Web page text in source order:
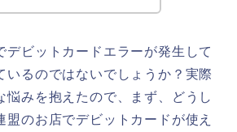
デビットカードエラーが発生して
いるのではないでしょうか？実際
悩みを抱えたので、まず、どうし
盟のお店でデビットカードが使え